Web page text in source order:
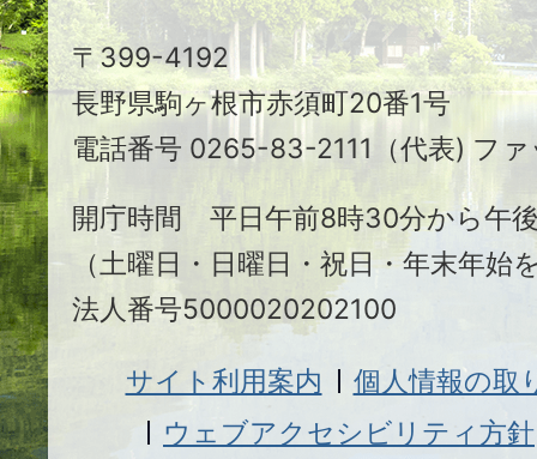
駒
ヶ
根
市
〒399-4192
長野県駒ヶ根市赤須町20番1号
電話番号 0265-83-2111（代表) フ
開庁時間 平日午前8時30分から午
（土曜日・日曜日・祝日・年末年始
法人番号5000020202100
サイト利用案内
個人情報の取
ウェブアクセシビリティ方針